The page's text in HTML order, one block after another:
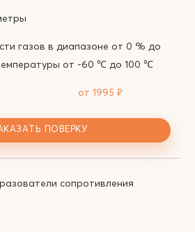
газов в диапазоне от 0 % до
от -60 ℃ до 100 ℃
от 1995 ₽
ПОВЕРКУ
сопротивления